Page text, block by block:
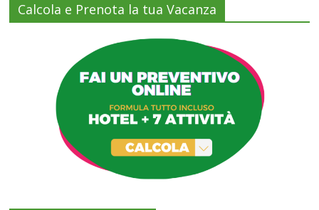
Calcola e Prenota la tua Vacanza